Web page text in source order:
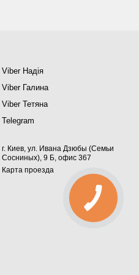
Viber Надія
Viber Галина
Viber Тетяна
Telegram
г. Киев, ул. Ивана Дзюбы (Семьи
Сосниных), 9 Б, офис 367
Карта проезда